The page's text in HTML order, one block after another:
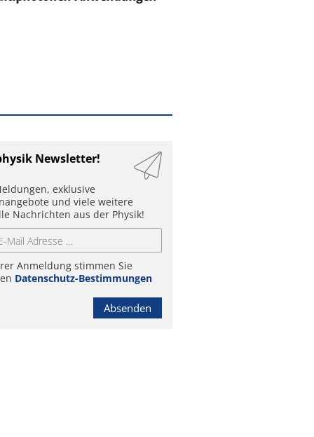
Newsletter!
exklusive
und viele weitere
Nachrichten aus der Physik!
Anmeldung stimmen Sie
Datenschutz-Bestimmungen
Absenden